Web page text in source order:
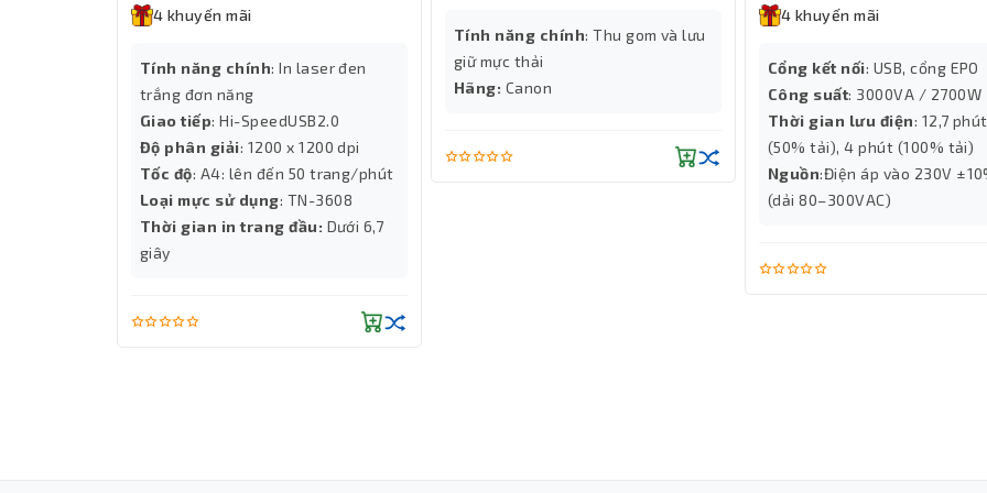
4 khuyến mãi
Tính năng chính: In laser đen
trắng đơn năng
Giao tiếp: Hi-SpeedUSB2.0
Độ phân giải: 1200 x 1200 dpi
Tốc độ: A4: lên đến 50 trang/phút
Loại mực sử dụng: TN-3608
Thời gian in trang đầu: Dưới 6,7
giây
Tính năng chính: Thu gom và lưu
giữ mực thải
Hãng: Canon
4 khuyến mãi
Cổng kết nối: USB, cổng EPO
Công suất: 3000VA / 2700W
Thời gian lưu điện: 12,7 phút
(50% tải), 4 phút (100% tải)
Nguồn:Điện áp vào 230V
(dải 80–300VAC)